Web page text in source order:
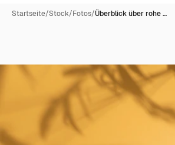
Startseite/Stock/Fotos/Überblick über rohe …